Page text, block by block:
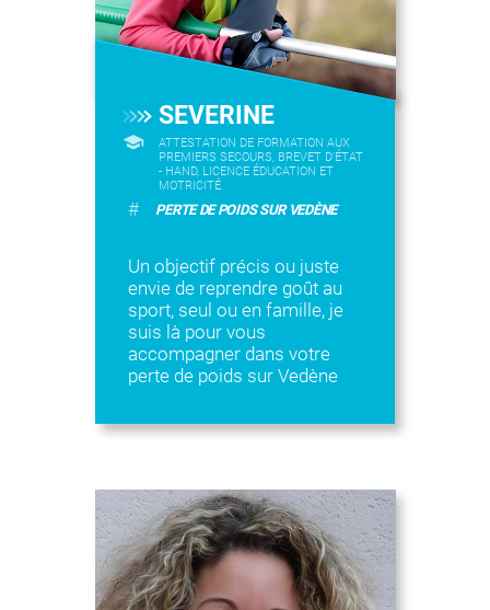
SEVERINE
ATTESTATION DE FORMATION AUX
PREMIERS SECOURS, BREVET D'ÉTAT
- HAND, LICENCE ÉDUCATION ET
MOTRICITÉ
# PERTE DE POIDS SUR VEDÈNE
Un objectif précis ou juste
envie de reprendre goût au
sport, seul ou en famille, je
suis là pour vous
accompagner dans votre
perte de poids sur Vedène